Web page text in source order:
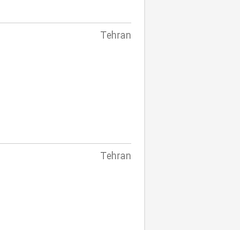
Tehran
Tehran